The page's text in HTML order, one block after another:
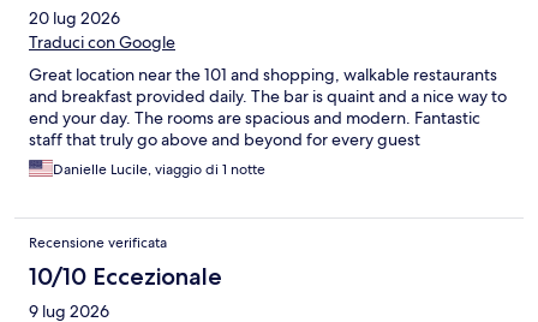
20 lug 2026
Traduci con Google
Great location near the 101 and shopping, walkable restaurants
and breakfast provided daily. The bar is quaint and a nice way to
end your day. The rooms are spacious and modern. Fantastic
staff that truly go above and beyond for every guest
Danielle Lucile, viaggio di 1 notte
Recensione verificata
10/10 Eccezionale
9 lug 2026